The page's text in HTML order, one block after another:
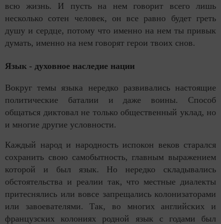
всю жизнь. И пусть на нем говорит всего лишь
несколько сотен человек, он все равно будет греть
душу и сердце, потому что именно на нем ты привык
думать, именно на нем говорят герои твоих снов.
Язык - духовное наследие нации
Вокруг темы языка нередко развивались настоящие
политические баталии и даже воины. Способ
общаться диктовал не только общественный уклад, но
и многие другие условности.
Каждый народ и народность испокон веков старался
сохранить свою самобытность, главным выражением
которой и был язык. Но нередко складывались
обстоятельства и реалии так, что местные диалекты
притеснялись или вовсе запрещались колонизаторами
или завоевателями. Так, во многих английских и
французских колониях родной язык с годами был